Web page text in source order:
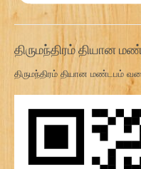
திருமந்திரம் தியான
திருமந்திரம் தியான மண்டபம்